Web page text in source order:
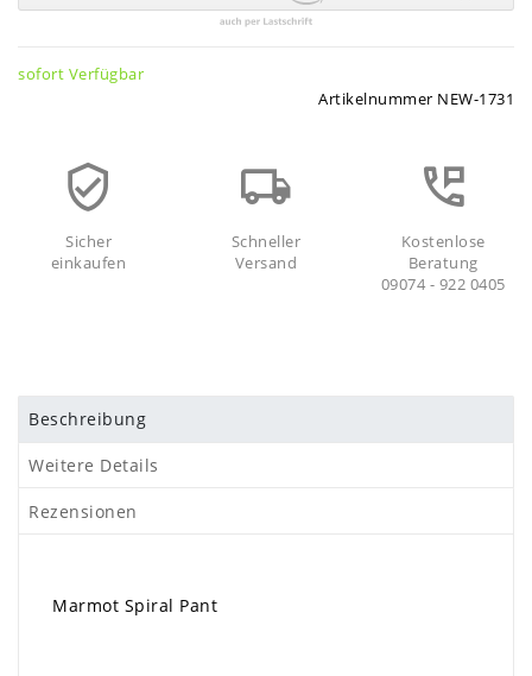
sofort Verfügbar
Artikelnummer NEW-1731
Sicher
einkaufen
Schneller
Versand
Kostenlose
Beratung
09074 - 922 0405
Beschreibung
Weitere Details
Rezensionen
Marmot Spiral Pant